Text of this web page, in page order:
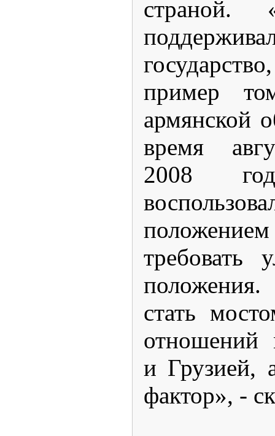
страной.
пример
армянской
время
2008
положением
требовать
стать
отношений
и Грузией,
фактор», -